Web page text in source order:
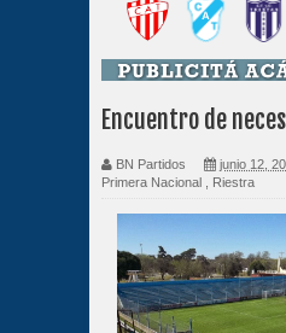
Encuentro de
BN Partidos junio 12,
Primera Nacional
Riestra